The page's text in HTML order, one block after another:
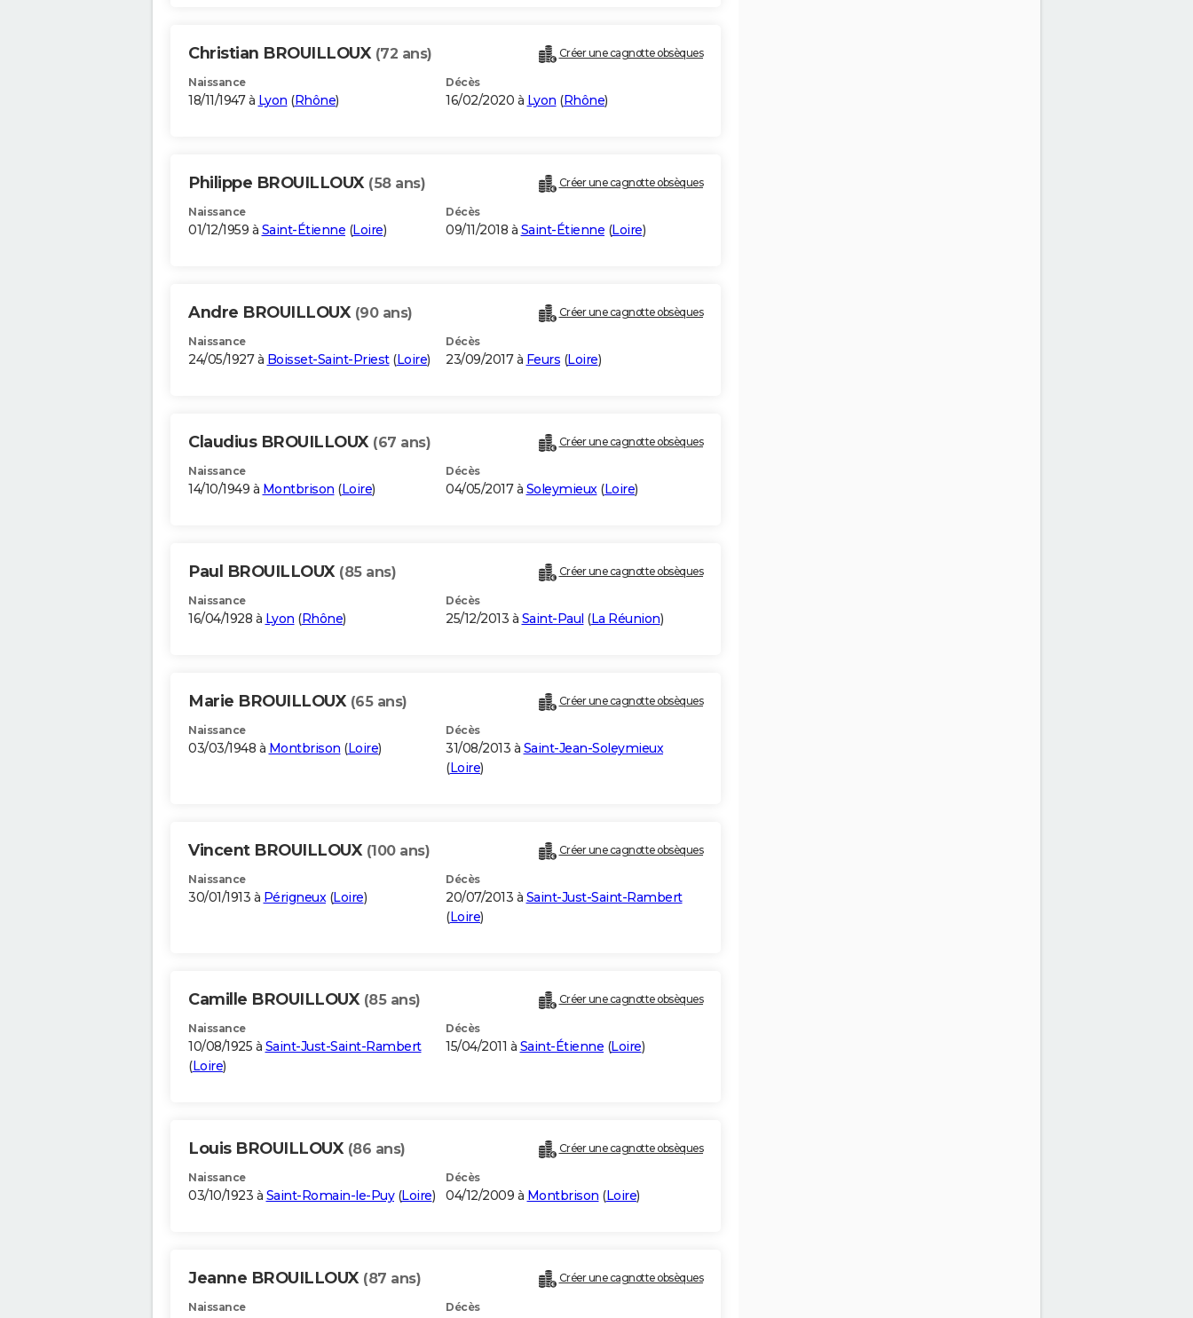
Christian BROUILLOUX (72 ans) Créer une cagnotte obsèques
Naissance
18/11/1947 à Lyon (Rhône)
Décès
16/02/2020 à Lyon (Rhône)
Philippe BROUILLOUX (58 ans) Créer une cagnotte obsèques
Naissance
01/12/1959 à Saint-Étienne (Loire)
Décès
09/11/2018 à Saint-Étienne (Loire)
Andre BROUILLOUX (90 ans) Créer une cagnotte obsèques
Naissance
24/05/1927 à Boisset-Saint-Priest(Loire)
Décès
23/09/2017 à Feurs (Loire)
Claudius BROUILLOUX (67 ans) Créer une cagnotte obsèques
Naissance
14/10/1949 à Montbrison (Loire)
Décès
04/05/2017 à Soleymieux(Loire)
Paul BROUILLOUX (85 ans) Créer une cagnotte obsèques
Naissance
16/04/1928 à Lyon (Rhône)
Décès
25/12/2013 à Saint-Paul (La Réunion)
Marie BROUILLOUX (65 ans) Créer une cagnotte obsèques
Naissance
03/03/1948 à Montbrison (Loire)
Décès
31/08/2013 à Saint-Jean-Soleymieux
(Loire)
Vincent BROUILLOUX (100 ans) Créer une cagnotte obsèques
Naissance
30/01/1913 à Périgneux(Loire)
Décès
20/07/2013 à Saint-Just-Saint-Rambert
(Loire)
Camille BROUILLOUX (85 ans) Créer une cagnotte obsèques
Naissance
10/08/1925 à Saint-Just-Saint-Rambert
(Loire)
Décès
15/04/2011 à Saint-Étienne (Loire)
Louis BROUILLOUX (86 ans) Créer une cagnotte obsèques
Naissance
03/10/1923 à Saint-Romain-le-Puy(Loire)
Décès
04/12/2009 à Montbrison (Loire)
Jeanne BROUILLOUX (87 ans) Créer une cagnotte obsèques
Naissance Décès